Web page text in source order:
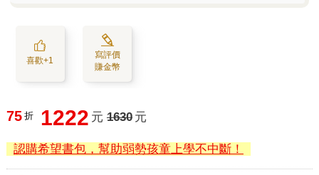
喜歡+1
寫評價
賺金幣
75 折 1222 元 1630 元
認購希望書包，幫助弱勢孩童上學不中斷！